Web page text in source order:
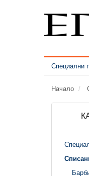
Специални
Начало